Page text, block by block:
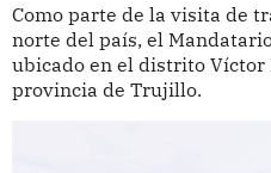
Como parte de la visita de
norte del país, el
ubicado en el distrito Víctor
provincia de Trujillo.